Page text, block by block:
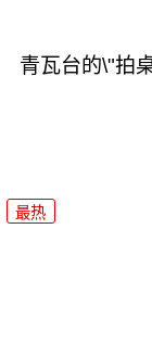
青瓦台的\"拍
最热